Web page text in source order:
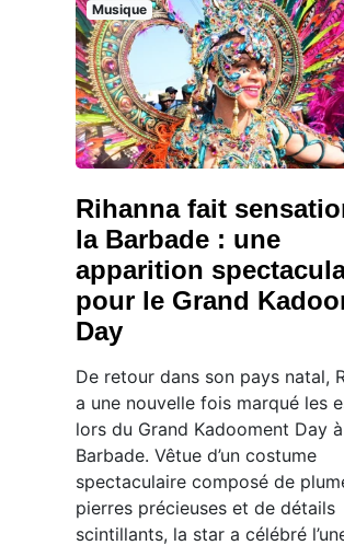
Musique
Rihanna fait
la Barbade : une
apparition
pour le Grand
Day
De retour dans son pays natal,
a une nouvelle fois marqué les
lors du Grand Kadooment Day
Barbade. Vêtue d’un costume
spectaculaire composé de
pierres précieuses et de détails
scintillants, la star a célébré